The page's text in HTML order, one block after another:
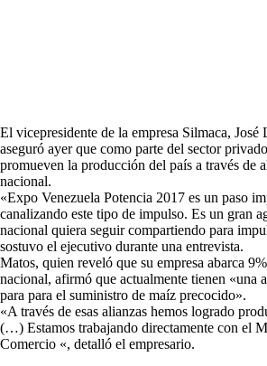
El vicepresidente de la empresa Silmaca, José
aseguró ayer que como parte del sector
promueven la producción del país a través de
nacional.
«Expo Venezuela Potencia 2017 es un paso
canalizando este tipo de impulso. Es un gran
nacional quiera seguir compartiendo para
sostuvo el ejecutivo durante una entrevista.
Matos, quien reveló que su empresa abarca
nacional, afirmó que actualmente tienen «una
para para el suministro de maíz precocido».
«A través de esas alianzas hemos logrado
(…) Estamos trabajando directamente con el
Comercio «, detalló el empresario.